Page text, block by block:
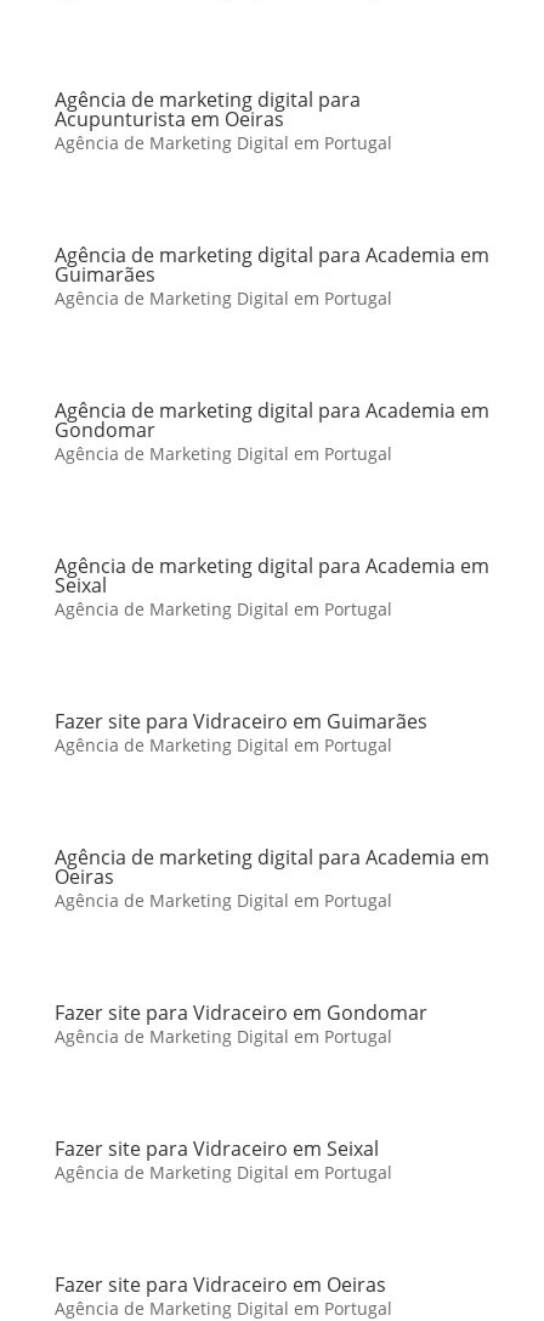
Agência de marketing digital para
Acupunturista em Oeiras
Agência de Marketing Digital em Portugal
Agência de marketing digital para Academia em
Guimarães
Agência de Marketing Digital em Portugal
Agência de marketing digital para Academia em
Gondomar
Agência de Marketing Digital em Portugal
Agência de marketing digital para Academia em
Seixal
Agência de Marketing Digital em Portugal
Fazer site para Vidraceiro em Guimarães
Agência de Marketing Digital em Portugal
Agência de marketing digital para Academia em
Oeiras
Agência de Marketing Digital em Portugal
Fazer site para Vidraceiro em Gondomar
Agência de Marketing Digital em Portugal
Fazer site para Vidraceiro em Seixal
Agência de Marketing Digital em Portugal
Fazer site para Vidraceiro em Oeiras
Agência de Marketing Digital em Portugal